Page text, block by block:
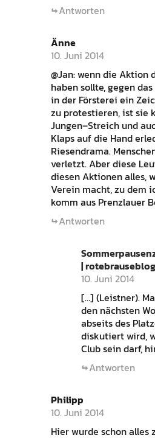
Antworten
Änne
10. Juni 2014
@Jan: wenn die Aktion
haben sollte, gegen
in der Försterei ein
zu protestieren, ist sie
Jungen–Streich und
Klaps auf die Hand
Riesendrama.
verletzt. Aber diese
diesen Aktionen alles,
Verein macht, zu dem
komm aus Prenzlauer
Antworten
|
10. Juni 2014
[…] (Leistner).
den nächsten
abseits des
diskutiert wird,
Club sein darf,
Antworten
Philipp
10. Juni 2014
Hier wurde schon alles